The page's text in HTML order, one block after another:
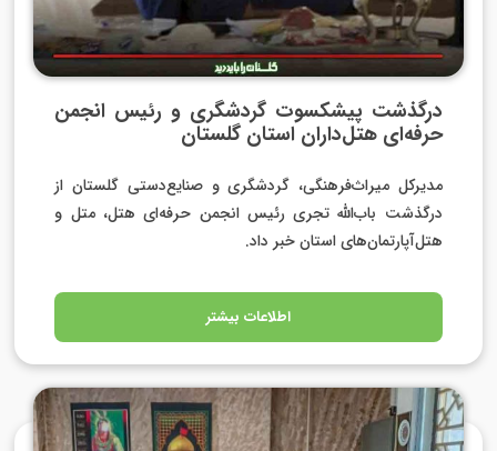
درگذشت پیشکسوت گردشگری و رئیس انجمن
حرفه‌ای هتل‌داران استان گلستان
مدیرکل میراث‌فرهنگی، گردشگری و صنایع‌دستی گلستان از
درگذشت باب‌الله تجری رئیس انجمن حرفه‌ای هتل، متل و
هتل‌آپارتمان‌های استان خبر داد.
اطلاعات بیشتر